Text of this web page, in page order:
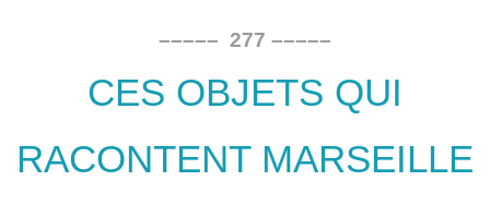
––––– 277 –––––
CES OBJETS QUI
RACONTENT MARSEILLE